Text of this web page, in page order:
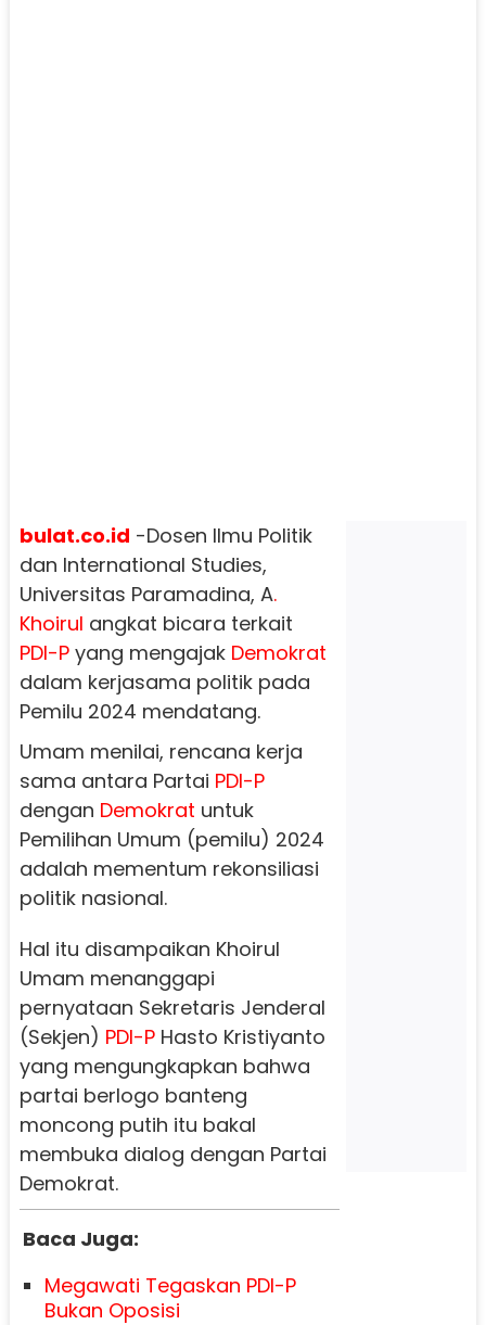
bulat.co.id -Dosen Ilmu Politik
dan International Studies,
Universitas Paramadina, A.
Khoirul angkat bicara terkait
PDI-Pyang mengajak Demokrat
dalam kerjasama politik pada
Pemilu 2024 mendatang.
Umam menilai, rencana kerja
sama antara Partai PDI-P
dengan Demokrat untuk
Pemilihan Umum (pemilu) 2024
adalah mementum rekonsiliasi
politik nasional.
Hal itu disampaikan Khoirul
Umam menanggapi
pernyataan Sekretaris Jenderal
(Sekjen) PDI-PHasto Kristiyanto
yang mengungkapkan bahwa
partai berlogo banteng
moncong putih itu bakal
membuka dialog dengan Partai
Demokrat.
Baca Juga:
Megawati Tegaskan PDI-P
Bukan Oposisi